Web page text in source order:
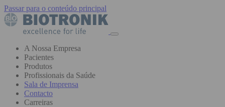
Passar para o conteúdo principal
A Nossa Empresa
Pacientes
Produtos
Profissionais da Saúde
Sala de Imprensa
Contacto
Carreiras